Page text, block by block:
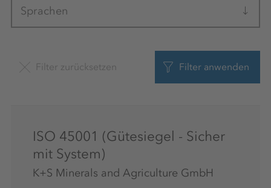
Sprachen
Filter zurücksetzen Filter anwenden
ISO 45001 (Gütesiegel - Sicher
mit System)
K+S Minerals and Agriculture GmbH